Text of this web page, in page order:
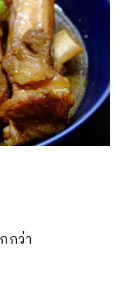
กว่า